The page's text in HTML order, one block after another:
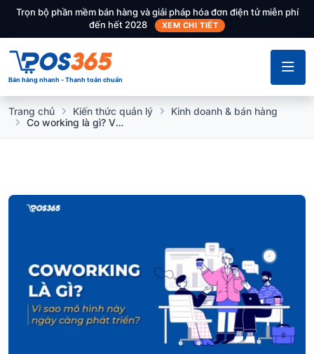
Trọn bộ phần mềm bán hàng và giải pháp hóa đơn điện tử miễn phí
đến hết 2028
XEM CHI TIẾT
Bán hàng nhanh - Thanh toán chuẩn
Trang chủ Kiến thức quản lý
Kinh doanh & bán hàng
Co working là gì? Vì sao mô hình này ngày càng phát triển?